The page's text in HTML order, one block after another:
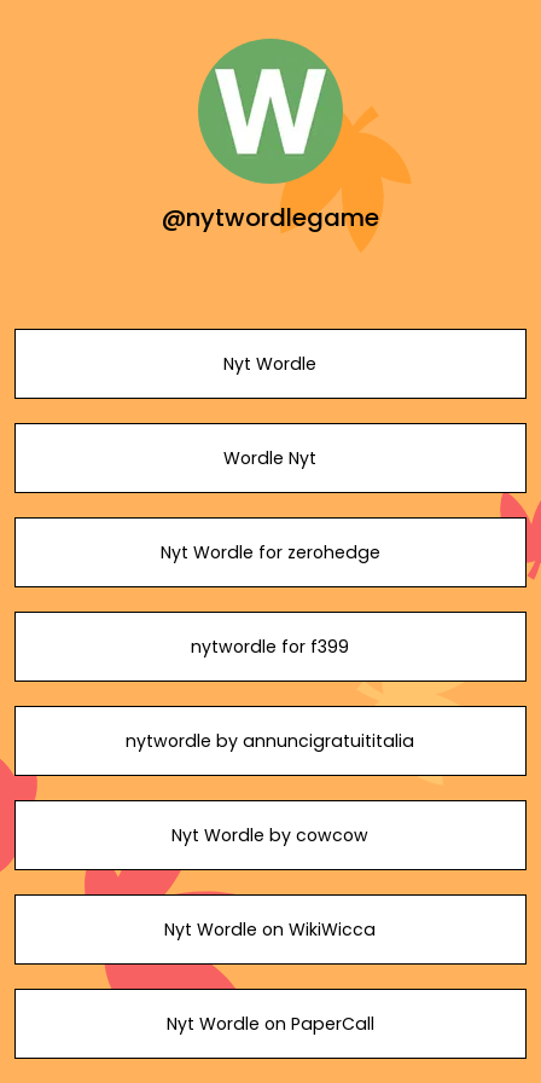
@nytwordlegame
Nyt Wordle
Wordle Nyt
Nyt Wordle for zerohedge
nytwordle for f399
nytwordle by annuncigratuititalia
Nyt Wordle by cowcow
Nyt Wordle on WikiWicca
Nyt Wordle on PaperCall